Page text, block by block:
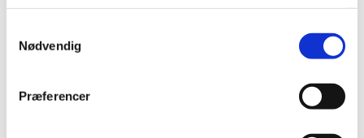
Nødvendig
Præferencer